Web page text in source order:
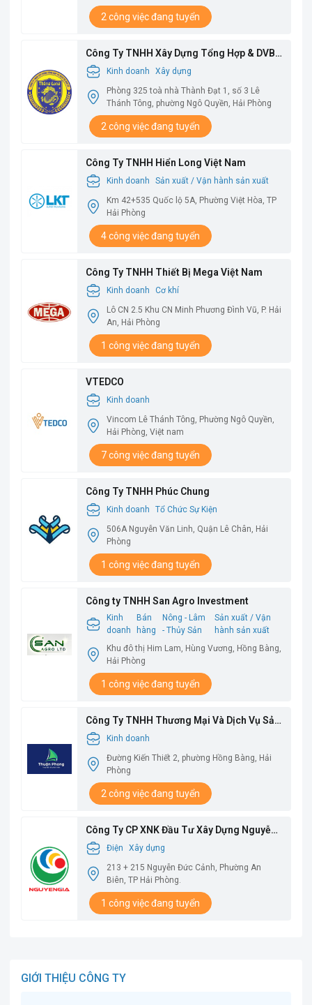
2 công việc đang tuyển
Công Ty TNHH Xây Dựng Tổng Hợp & DVBV
Thăng Long
Kinh doanh
Xây dựng
Phòng 325 toà nhà Thành Đạt 1, số 3 Lê
Thánh Tông, phường Ngô Quyền, Hải Phòng
2 công việc đang tuyển
Công Ty TNHH Hiển Long Việt Nam
Kinh doanh
Sản xuất / Vận hành sản xuất
Km 42+535 Quốc lộ 5A, Phường Việt Hòa, TP
Hải Phòng
4 công việc đang tuyển
Công Ty TNHH Thiết Bị Mega Việt Nam
Kinh doanh
Cơ khí
Lô CN 2.5 Khu CN Minh Phương Đình Vũ, P. Hải
An, Hải Phòng
1 công việc đang tuyển
VTEDCO
Kinh doanh
Vincom Lê Thánh Tông, Phường Ngô Quyền,
Hải Phòng, Việt nam
7 công việc đang tuyển
Công Ty TNHH Phúc Chung
Kinh doanh
Tổ Chức Sự Kiện
506A Nguyễn Văn Linh, Quận Lê Chân, Hải
Phòng
1 công việc đang tuyển
Công ty TNHH San Agro Investment
Kinh
doanh
Bán
hàng
Nông - Lâm
- Thủy Sản
Sản xuất / Vận
hành sản xuất
Khu đô thị Him Lam, Hùng Vương, Hồng Bàng,
Hải Phòng
1 công việc đang tuyển
Công Ty TNHH Thương Mại Và Dịch Vụ Sản
Xuất Thuận Phong
Kinh doanh
Đường Kiến Thiết 2, phường Hồng Bàng, Hải
Phòng
2 công việc đang tuyển
Công Ty CP XNK Đầu Tư Xây Dựng Nguyễn
Gia
Điện
Xây dựng
213 + 215 Nguyễn Đức Cảnh, Phường An
Biên, TP Hải Phòng.
1 công việc đang tuyển
GIỚI THIỆU CÔNG TY